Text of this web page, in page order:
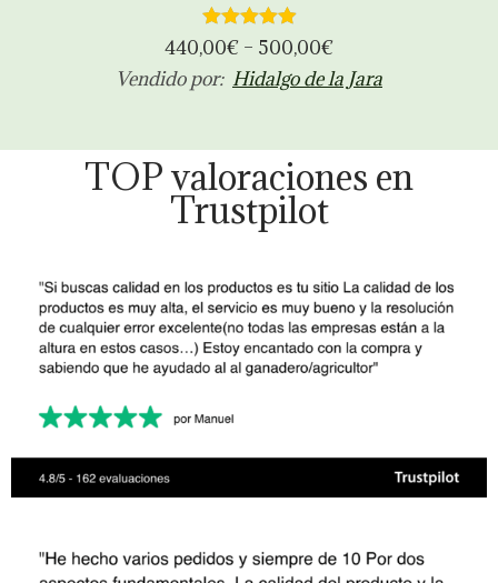
440,00€ – 500,00€
Vendido por: Hidalgo de la Jara
TOP valoraciones en
Trustpilot